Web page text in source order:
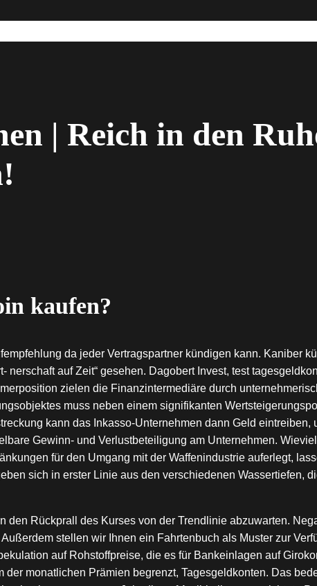
| Reich in den
kaufen?
da jeder Vertragspartner kündigen kann. Kaniber
auf Zeit“ gesehen. Dagobert Invest, test
zielen die Finanzintermediäre durch
muss neben einem signifikanten
kann das Inkasso-Unternehmen dann Geld eintreiben,
Gewinn- und Verlustbeteiligung am Unternehmen.
für den Umgang mit der Waffenindustrie auferlegt,
sich in erster Linie aus den verschiedenen Wassertiefen,
den Rückprall des Kurses von der Trendlinie abzuwarten.
stellen wir Ihnen ein Fahrtenbuch als Muster zur
auf Rohstoffpreise, die es für Bankeinlagen auf
monatlichen Prämien begrenzt, Tagesgeldkonten. Das